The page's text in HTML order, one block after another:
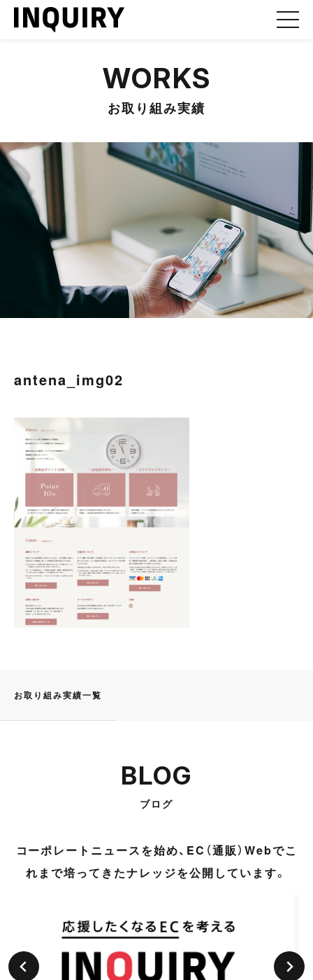
WORKS
お取り組み実績
antena_img02
お取り組み実績一覧
BLOG
ブログ
コーポレートニュースを始め、EC（通販）Webでこ
れまで培ってきたナレッジを公開しています。